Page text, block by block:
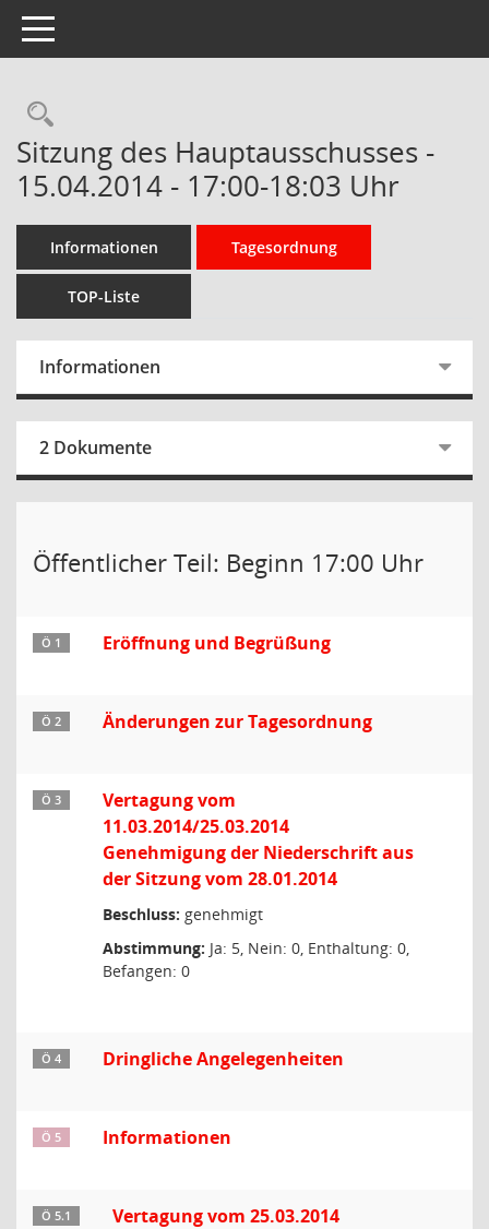
Toggle navigation
Rechercheauswahl
Sitzung des Hauptausschusses -
15.04.2014 - 17:00-18:03 Uhr
Informationen Tagesordnung
TOP-Liste
Informationen
2 Dokumente
Öffentlicher Teil: Beginn 17:00 Uhr
Ö 1 Eröffnung und Begrüßung
Ö 2 Änderungen zur Tagesordnung
Ö 3
Vertagung vom
11.03.2014/25.03.2014
Genehmigung der Niederschrift aus
der Sitzung vom 28.01.2014
Beschluss: genehmigt
Abstimmung: Ja: 5, Nein: 0, Enthaltung: 0,
Befangen: 0
Ö 4 Dringliche Angelegenheiten
Ö 5 Informationen
Ö 5.1
Vertagung vom 25.03.2014